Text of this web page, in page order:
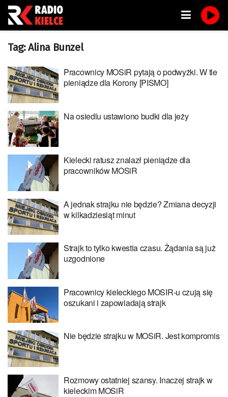
Tag:Alina Bunzel
Pracownicy MOSiR pytają o podwyżki. W tle
pieniądze dla Korony [PISMO]
Na osiedlu ustawiono budki dla jeży
Kielecki ratusz znalazł pieniądze dla
pracowników MOSiR
A jednak strajku nie będzie? Zmiana decyzji
w kilkadziesiąt minut
Strajk to tylko kwestia czasu. Żądania są już
uzgodnione
Pracownicy kieleckiego MOSIR-u czują się
oszukani i zapowiadają strajk
Nie będzie strajku w MOSiR. Jest kompromis
Rozmowy ostatniej szansy. Inaczej strajk w
kieleckim MOSiR